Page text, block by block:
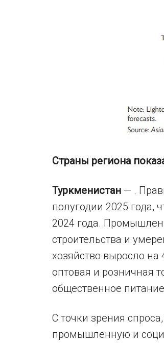
Страны региона
Туркменистан — .
полугодии 2025 года,
2024 года.
строительства и
хозяйство выросло на
оптовая и розничная
общественное
С точки зрения
промышленную и